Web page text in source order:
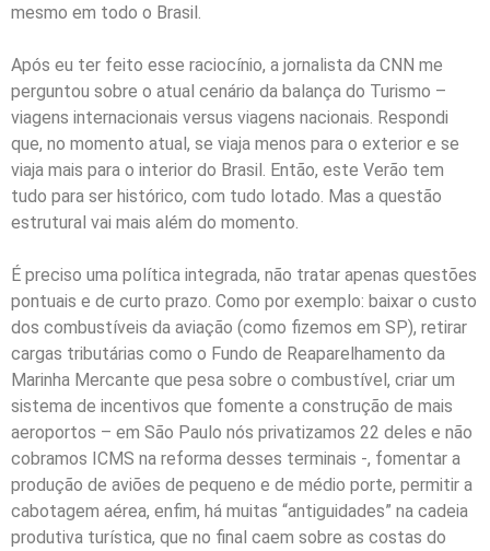
mesmo em todo o Brasil.
Após eu ter feito esse raciocínio, a jornalista da CNN me
perguntou sobre o atual cenário da balança do Turismo –
viagens internacionais versus viagens nacionais. Respondi
que, no momento atual, se viaja menos para o exterior e se
viaja mais para o interior do Brasil. Então, este Verão tem
tudo para ser histórico, com tudo lotado. Mas a questão
estrutural vai mais além do momento.
É preciso uma política integrada, não tratar apenas questões
pontuais e de curto prazo. Como por exemplo: baixar o custo
dos combustíveis da aviação (como fizemos em SP), retirar
cargas tributárias como o Fundo de Reaparelhamento da
Marinha Mercante que pesa sobre o combustível, criar um
sistema de incentivos que fomente a construção de mais
aeroportos – em São Paulo nós privatizamos 22 deles e não
cobramos ICMS na reforma desses terminais -, fomentar a
produção de aviões de pequeno e de médio porte, permitir a
cabotagem aérea, enfim, há muitas “antiguidades” na cadeia
produtiva turística, que no final caem sobre as costas do